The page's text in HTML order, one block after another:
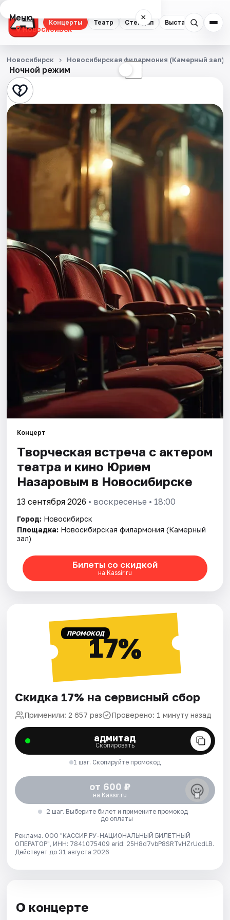
Концерты Театр Стендап Выставки
Меню ×
Новосибирск
Концерты
Театр
Стендап
Выставки
Квесты
Города
Площадки
Артисты
Ночной режим ☾
Новосибирск Новосибирская филармония (Камерный зал)
Концерт
Творческая встреча с актером
театра и кино Юрием
Назаровым в Новосибирске
13 сентября 2026 • воскресенье • 18:00
Город: Новосибирск
Площадка: Новосибирская филармония (Камерный
зал)
Билеты со скидкой
на Kassir.ru
ПРОМОКОД17%
Скидка 17% на сервисный сбор
Применили: 2 657 раз Проверено: 1 минуту назад
адмитад
Скопировать
1 шаг. Скопируйте промокод
от 600 ₽
на Kassir.ru
2 шаг. Выберите билет и примените промокод
до оплаты
Реклама. ООО "КАССИР.РУ-НАЦИОНАЛЬНЫЙ БИЛЕТНЫЙ
ОПЕРАТОР", ИНН: 7841075409 erid: 25H8d7vbP8SRTvHZrUcdLB.
Действует до 31 августа 2026
О концерте